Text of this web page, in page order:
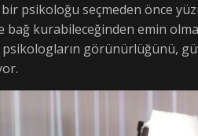
bir psikoloğu seçmeden önce
bağ kurabileceğinden emin
görünürlüğünü,